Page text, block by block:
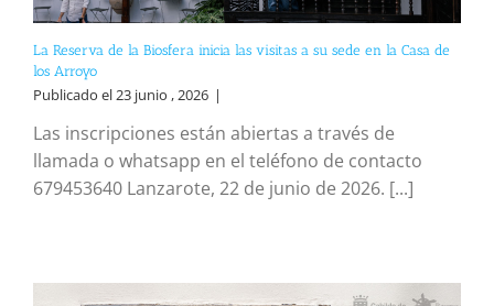
La Reserva de la Biosfera inicia las visitas a su sede en la Casa de
los Arroyo
Publicado el 23 junio , 2026 |
Las inscripciones están abiertas a través de
llamada o whatsapp en el teléfono de contacto
679453640 Lanzarote, 22 de junio de 2026. [...]